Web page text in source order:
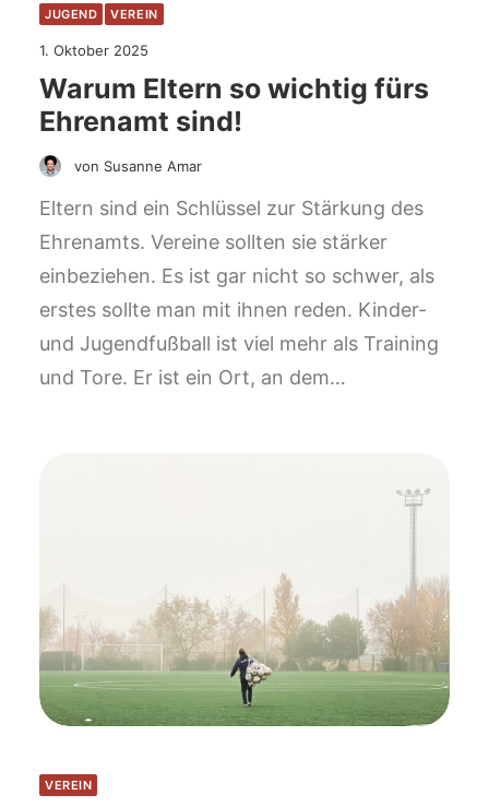
JUGEND VEREIN
1. Oktober 2025
Warum Eltern so wichtig fürs
Ehrenamt sind!
von Susanne Amar
Eltern sind ein Schlüssel zur Stärkung des
Ehrenamts. Vereine sollten sie stärker
einbeziehen. Es ist gar nicht so schwer, als
erstes sollte man mit ihnen reden. Kinder-
und Jugendfußball ist viel mehr als Training
und Tore. Er ist ein Ort, an dem…
VEREIN